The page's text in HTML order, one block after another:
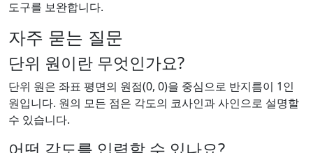
도구를 보완합니다.
자주 묻는 질문
단위 원이란 무엇인가요?
단위 원은 좌표 평면의 원점(0, 0)을 중심으로 반지름이 1인
원입니다. 원의 모든 점은 각도의 코사인과 사인으로 설명할
수 있습니다.